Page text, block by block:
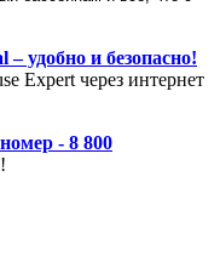
удобно и безопасно!
Expert через интернет
- 8 800